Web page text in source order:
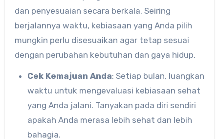
dan penyesuaian secara berkala. Seiring
berjalannya waktu, kebiasaan yang Anda pilih
mungkin perlu disesuaikan agar tetap sesuai
dengan perubahan kebutuhan dan gaya hidup.
Cek Kemajuan Anda: Setiap bulan, luangkan
waktu untuk mengevaluasi kebiasaan sehat
yang Anda jalani. Tanyakan pada diri sendiri
apakah Anda merasa lebih sehat dan lebih
bahagia.